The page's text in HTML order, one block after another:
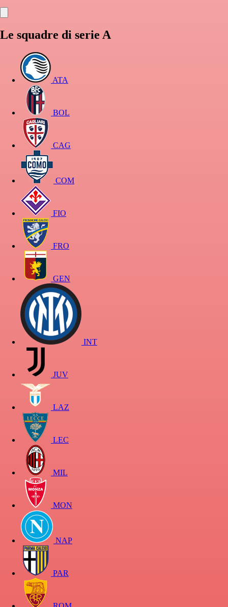
Le squadre di serie A
ATA
BOL
CAG
COM
FIO
FRO
GEN
INT
JUV
LAZ
LEC
MIL
MON
NAP
PAR